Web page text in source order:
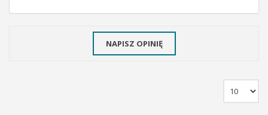
NAPISZ OPINIĘ